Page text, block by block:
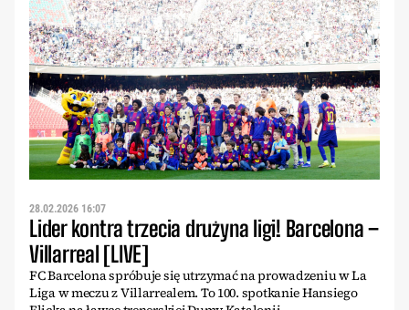
28.02.2026 16:07
Lider kontra trzecia drużyna ligi! Barcelona –
Villarreal [LIVE]
FC Barcelona spróbuje się utrzymać na prowadzeniu w La
Liga w meczu z Villarrealem. To 100. spotkanie Hansiego